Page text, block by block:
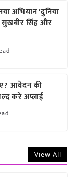
अभियान ‘दुनिया
सुखबीर सिंह और
आवेदन की
करें अप्लाई
View All